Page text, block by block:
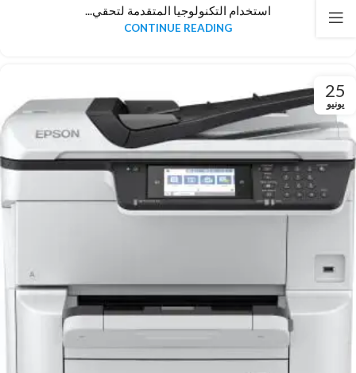
استخدام التكنولوجيا المتقدمة لتحقي...
CONTINUE READING
25
يونيو